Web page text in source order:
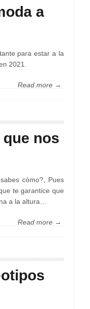
a
para estar a la
2021.
Read more →
nos
cómo?, Pues
te garantice que
a la altura…
Read more →